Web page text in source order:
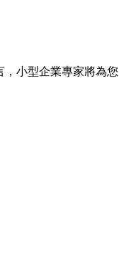
小型企業專家將為您